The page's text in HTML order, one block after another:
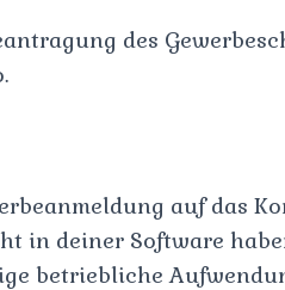
des
auf das
in deiner Software
betriebliche